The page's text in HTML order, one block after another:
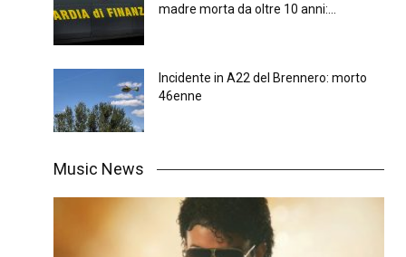
madre morta da oltre 10 anni:...
Incidente in A22 del Brennero: morto
46enne
Music News